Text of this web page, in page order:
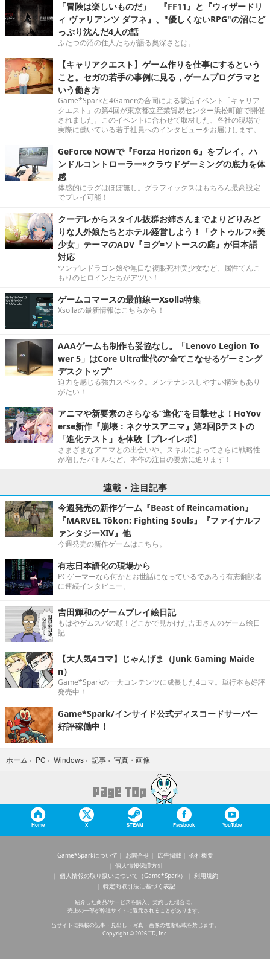
「冒険は楽しいものだ」 ─『FF11』と『ウィザードリ
ィ ヴァリアンツ ダフネ』、"優しくないRPG"の沼にど
っぷり沈んだ4人の話
ふたつの沼の住人たちが語る奥深さとは。
【キャリアクエスト】ゲーム作りを仕事にするという
こと。セガの若手の事例に見る，ゲームプログラマと
いう働き方
Game*Sparkと4Gamerの合同による就活イベント「キャリア
クエスト」の第4回が東京都立産業貿易センター浜松町館で開催
されました。このイベントに合わせて取材した、各社の現場で
実際に働いている若手社員へのインタビューをお届けします。
GeForce NOWで『Forza Horizon 6』をプレイ。ハ
ンドルコントローラー×クラウドゲーミングの底力を体
感
体感的にラグはほぼ無し。グラフィックスはもちろん最高設定
でプレイ可能！
クーデレからスタイル抜群お姉さんまでよりどりみど
りな人外娘たちとホテル経営しよう！「クトゥルフ×美
少女」テーマのADV『ヨグ=ソトースの庭』が日本語
対応
ツンデレドラゴン娘や無口な複眼死神美少女など、属性てんこ
もりのヒロインたちがアツい！
ゲームコマースの最前線ーXsolla特集
Xsollaの最新情報はこちらから！
AAAゲームも制作も妥協なし。「Lenovo Legion To
wer 5」はCore Ultra世代の“全てこなせるゲーミング
デスクトップ”
迫力を感じる強力スペック。メンテナンスしやすい構造もあり
がたい！
アニマや新要素のさらなる“進化”を目撃せよ！HoYov
erse新作『崩壊：ネクサスアニマ』第2回βテストの
「進化テスト」を体験【プレイレポ】
さまざまなアニマとの出会いや、スキルによってさらに戦略性
が増したバトルなど、本作の注目の要素に迫ります！
連載・注目記事
今週発売の新作ゲーム『Beast of Reincarnation』
『MARVEL Tōkon: Fighting Souls』『ファイナルフ
ァンタジーXIV』他
今週発売の新作ゲームはこちら。
有志日本語化の現場から
PCゲーマーなら何かとお世話になっているであろう有志翻訳者
に連続インタビュー。
吉田輝和のゲームプレイ絵日記
もはやゲムスパの顔！どこかで見かけた吉田さんのゲーム絵日
記
【大人気4コマ】じゃんげま（Junk Gaming Maide
n）
Game*Sparkの一大コンテンツに成長した4コマ。単行本も好評
発売中！
Game*Spark/インサイド公式ディスコードサーバー
好評稼働中！
ホーム › PC › Windows › 記事 › 写真・画像
Home X STEAM Facebook YouTube
Game*Sparkについて お問合せ 広告掲載
会社概要
個人情報保護方針
個人情報の取り扱いについて（Game*Spark）
利用規約
特定商取引法に基づく表記
紹介した商品/サービスを購入、契約した場合に、
売上の一部が弊社サイトに還元されることがあります。
当サイトに掲載の記事・見出し・写真・画像の無断転載を禁じます。
Copyright © 2026 IID, Inc.